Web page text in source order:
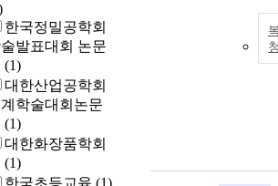
한국정밀공학회
발표대회 논문
(1)
대한산업공학회
학술대회논문
(1)
대한화장품학회
(1)
진행하기
은 미국
에 위협이
것을 목표
qualitative
naturality
facts, and
result &
therapy by
extremity